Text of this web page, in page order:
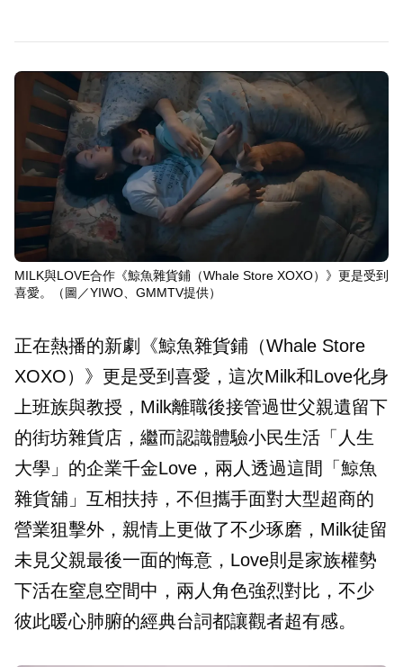
MILK與LOVE合作《鯨魚雜貨鋪（Whale Store XOXO）》更是受到
喜愛。（圖／YIWO、GMMTV提供）
正在熱播的新劇《鯨魚雜貨鋪（Whale Store
XOXO）》更是受到喜愛，這次Milk和Love化身
上班族與教授，Milk離職後接管過世父親遺留下
的街坊雜貨店，繼而認識體驗小民生活「人生
大學」的企業千金Love，兩人透過這間「鯨魚
雜貨舖」互相扶持，不但攜手面對大型超商的
營業狙擊外，親情上更做了不少琢磨，Milk徒留
未見父親最後一面的悔意，Love則是家族權勢
下活在窒息空間中，兩人角色強烈對比，不少
彼此暖心肺腑的經典台詞都讓觀者超有感。